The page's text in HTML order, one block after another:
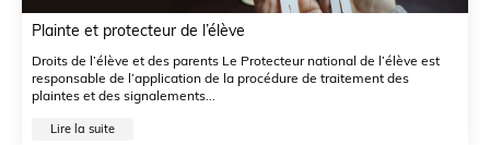
Plainte et protecteur de l’élève
Droits de l’élève et des parents Le Protecteur national de l’élève est
responsable de l’application de la procédure de traitement des
plaintes et des signalements...
Lire la suite